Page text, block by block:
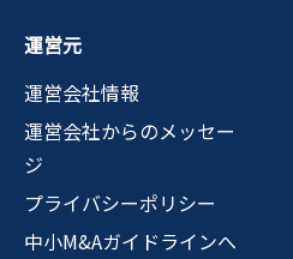
運営元
運営会社情報
運営会社からのメッセー
ジ
プライバシーポリシー
中小M&Aガイドラインへ